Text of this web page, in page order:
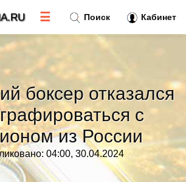
боксер отказался
с
из России
04:00, 30.04.2024
Поиск Кабинет
☰
»